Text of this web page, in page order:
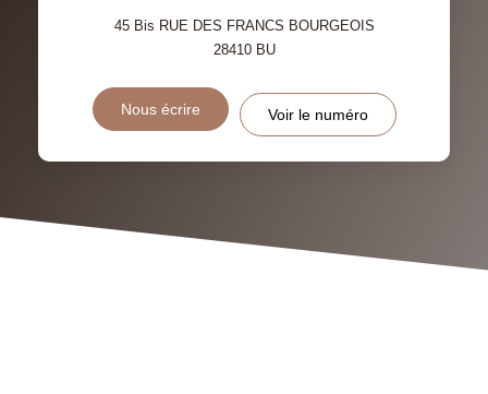
45 Bis RUE DES FRANCS BOURGEOIS
28410 BU
Nous écrire Voir le numéro